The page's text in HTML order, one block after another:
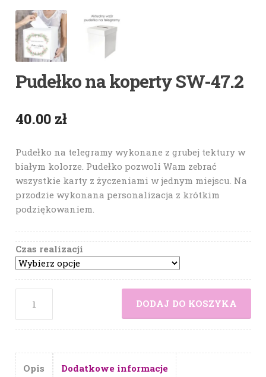
Pudełko na koperty SW-47.2
40.00 zł
Pudełko na telegramy wykonane z grubej tektury w
białym kolorze. Pudełko pozwoli Wam zebrać
wszystkie karty z życzeniami w jednym miejscu. Na
przodzie wykonana personalizacja z krótkim
podziękowaniem.
Czas realizacji
DODAJ DO KOSZYKA
Opis Dodatkowe informacje